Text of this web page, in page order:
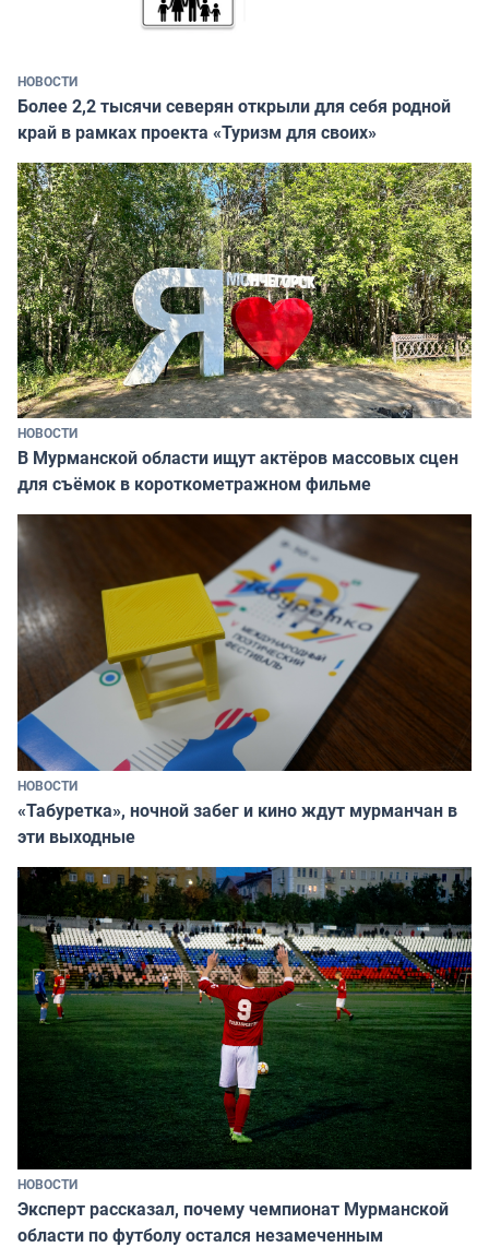
НОВОСТИ
Более 2,2 тысячи северян открыли для себя родной
край в рамках проекта «Туризм для своих»
НОВОСТИ
В Мурманской области ищут актёров массовых сцен
для съёмок в короткометражном фильме
НОВОСТИ
«Табуретка», ночной забег и кино ждут мурманчан в
эти выходные
НОВОСТИ
Эксперт рассказал, почему чемпионат Мурманской
области по футболу остался незамеченным